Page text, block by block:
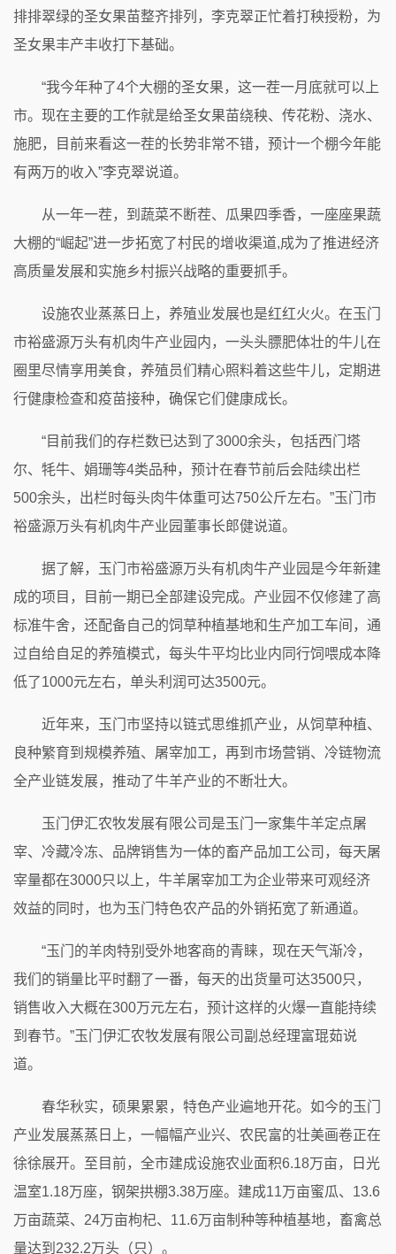
排排翠绿的圣女果苗整齐排列，李克翠正忙着打秧授粉，为
圣女果丰产丰收打下基础。
“我今年种了4个大棚的圣女果，这一茬一月底就可以上
市。现在主要的工作就是给圣女果苗绕秧、传花粉、浇水、
施肥，目前来看这一茬的长势非常不错，预计一个棚今年能
有两万的收入”李克翠说道。
从一年一茬，到蔬菜不断茬、瓜果四季香，一座座果蔬
大棚的“崛起”进一步拓宽了村民的增收渠道,成为了推进经济
高质量发展和实施乡村振兴战略的重要抓手。
设施农业蒸蒸日上，养殖业发展也是红红火火。在玉门
市裕盛源万头有机肉牛产业园内，一头头膘肥体壮的牛儿在
圈里尽情享用美食，养殖员们精心照料着这些牛儿，定期进
行健康检查和疫苗接种，确保它们健康成长。
“目前我们的存栏数已达到了3000余头，包括西门塔
尔、牦牛、娟珊等4类品种，预计在春节前后会陆续出栏
500余头，出栏时每头肉牛体重可达750公斤左右。”玉门市
裕盛源万头有机肉牛产业园董事长郎健说道。
据了解，玉门市裕盛源万头有机肉牛产业园是今年新建
成的项目，目前一期已全部建设完成。产业园不仅修建了高
标准牛舍，还配备自己的饲草种植基地和生产加工车间，通
过自给自足的养殖模式，每头牛平均比业内同行饲喂成本降
低了1000元左右，单头利润可达3500元。
近年来，玉门市坚持以链式思维抓产业，从饲草种植、
良种繁育到规模养殖、屠宰加工，再到市场营销、冷链物流
全产业链发展，推动了牛羊产业的不断壮大。
玉门伊汇农牧发展有限公司是玉门一家集牛羊定点屠
宰、冷藏冷冻、品牌销售为一体的畜产品加工公司，每天屠
宰量都在3000只以上，牛羊屠宰加工为企业带来可观经济
效益的同时，也为玉门特色农产品的外销拓宽了新通道。
“玉门的羊肉特别受外地客商的青睐，现在天气渐冷，
我们的销量比平时翻了一番，每天的出货量可达3500只，
销售收入大概在300万元左右，预计这样的火爆一直能持续
到春节。”玉门伊汇农牧发展有限公司副总经理富琨茹说
道。
春华秋实，硕果累累，特色产业遍地开花。如今的玉门
产业发展蒸蒸日上，一幅幅产业兴、农民富的壮美画卷正在
徐徐展开。至目前，全市建成设施农业面积6.18万亩，日光
温室1.18万座，钢架拱棚3.38万座。建成11万亩蜜瓜、13.6
万亩蔬菜、24万亩枸杞、11.6万亩制种等种植基地，畜禽总
量达到232.2万头（只）。